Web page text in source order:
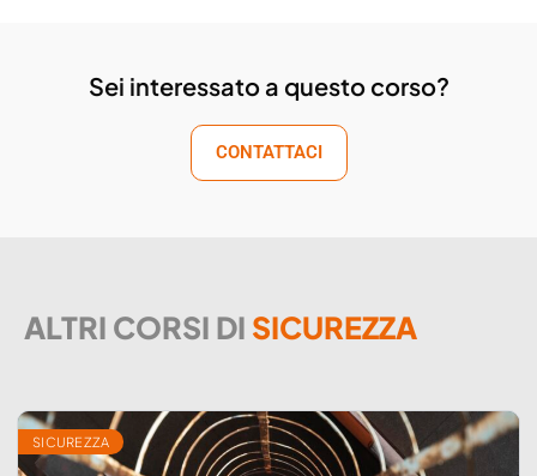
Sei interessato a questo corso?
CONTATTACI
ALTRI CORSI DI SICUREZZA
SICUREZZA